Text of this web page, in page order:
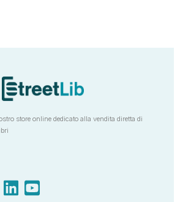
store online dedicato alla vendita diretta di